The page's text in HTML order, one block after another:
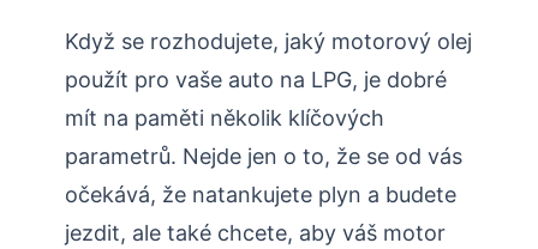
Když se rozhodujete, jaký motorový olej
použít pro vaše auto na LPG, je dobré
mít na paměti několik klíčových
parametrů. Nejde jen o to, že se od vás
očekává, že natankujete plyn a budete
jezdit, ale také chcete, aby váš motor